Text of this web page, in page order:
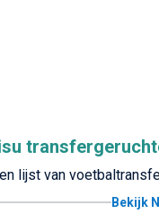
lijst van
Bekijk